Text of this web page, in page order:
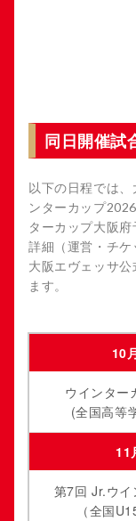
同日開催試
以下の日程では
ンターカップ
ターカップ大阪府
詳細（運営・チケ
大阪エヴェッサ
ます。
10
ウインター
(全国高等
11
第7回 Jr.ウ
（全国